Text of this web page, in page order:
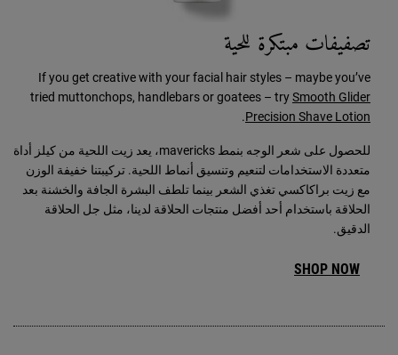
تصفيفات مبتكرة للحية
If you get creative with your facial hair styles – maybe you’ve
tried muttonchops, handlebars or goatees – trySmooth Glider
Precision Shave Lotion
.
للحصول على شعر الوجه بنمط mavericks، يعد زيت اللحية من كيلز أداة
متعددة الاستخدامات لتنعيم وتنسيق أنماط اللحية. تركيبتنا خفيفة الوزن
مع زيت براكاكسي تغذي الشعر بينما تلطف البشرة الجافة والخشنة بعد
الحلاقة باستخدام أحد أفضل منتجات الحلاقة لدينا، مثل جل الحلاقة
الدقيق.
SHOP NOW